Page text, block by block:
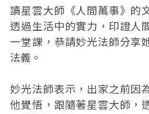
讀星雲大師《人間萬事》的
透過生活中的實力，印證人
一堂課，恭請妙光法師分享
法義。
妙光法師表示，出家之前因
他覺悟，跟隨著星雲大師，